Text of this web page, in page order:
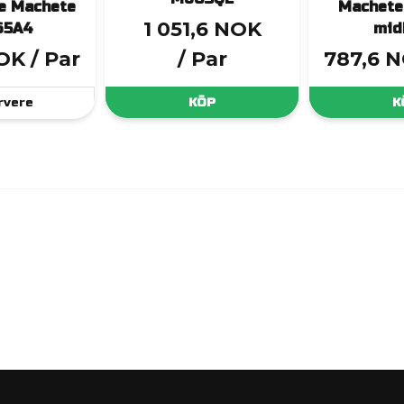
Machete
/ Par
1 051,6 NOK
/ Par
KÖP
787,6